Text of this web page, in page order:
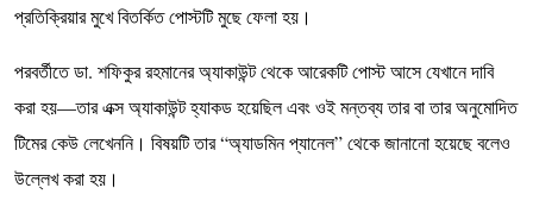
প্রতিক্রিয়ার মুখে বিতর্কিত পোস্টটি মুছে ফেলা হয়।
পরবর্তীতে ডা. শফিকুর রহমানের অ্যাকাউন্ট থেকে আরেকটি পোস্ট আসে যেখানে দাবি
করা হয়—তার এক্স অ্যাকাউন্ট হ্যাকড হয়েছিল এবং ওই মন্তব্য তার বা তার অনুমোদিত
টিমের কেউ লেখেননি। বিষয়টি তার “অ্যাডমিন প্যানেল” থেকে জানানো হয়েছে বলেও
উল্লেখ করা হয়।